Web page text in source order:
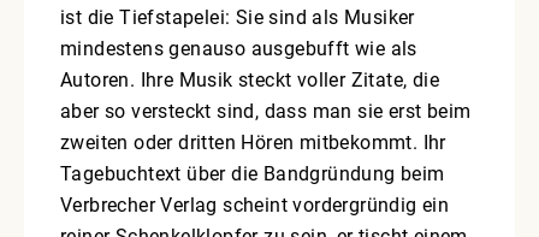
ist die Tiefstapelei: Sie sind als Musiker
mindestens genauso ausgebufft wie als
Autoren. Ihre Musik steckt voller Zitate, die
aber so versteckt sind, dass man sie erst beim
zweiten oder dritten Hören mitbekommt. Ihr
Tagebuchtext über die Bandgründung beim
Verbrecher Verlag scheint vordergründig ein